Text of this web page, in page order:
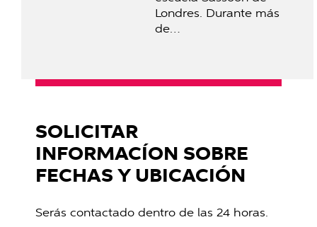
Londres. Durante más
de…
SOLICITAR
INFORMACÍON SOBRE
FECHAS Y UBICACIÓN
Serás contactado dentro de las 24 horas.